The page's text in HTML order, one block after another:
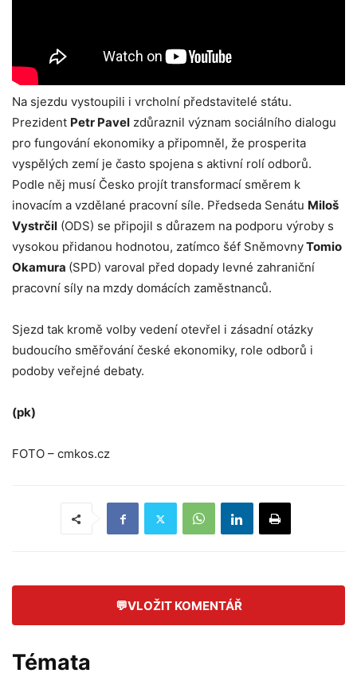
Na sjezdu vystoupili i vrcholní představitelé státu.
Prezident Petr Pavel zdůraznil význam sociálního dialogu
pro fungování ekonomiky a připomněl, že prosperita
vyspělých zemí je často spojena s aktivní rolí odborů.
Podle něj musí Česko projít transformací směrem k
inovacím a vzdělané pracovní síle. Předseda Senátu Miloš
Vystrčil (ODS) se připojil s důrazem na podporu výroby s
vysokou přidanou hodnotou, zatímco šéf SněmovnyTomio
Okamura (SPD) varoval před dopady levné zahraniční
pracovní síly na mzdy domácích zaměstnanců.
Sjezd tak kromě volby vedení otevřel i zásadní otázky
budoucího směřování české ekonomiky, role odborů i
podoby veřejné debaty.
(pk)
FOTO – cmkos.cz
💬VLOŽIT KOMENTÁŘ
Témata